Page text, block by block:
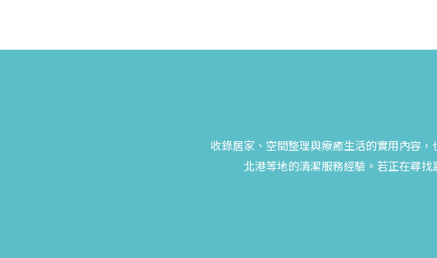
收錄居家、空間整理與療癒生活的實用內容
北港等地的清潔服務經驗。若正在尋